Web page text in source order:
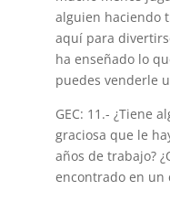
alguien haciendo
aquí para
ha enseñado lo
puedes venderle
GEC: 11.- ¿Tiene
graciosa que le
años de trabajo?
encontrado en un